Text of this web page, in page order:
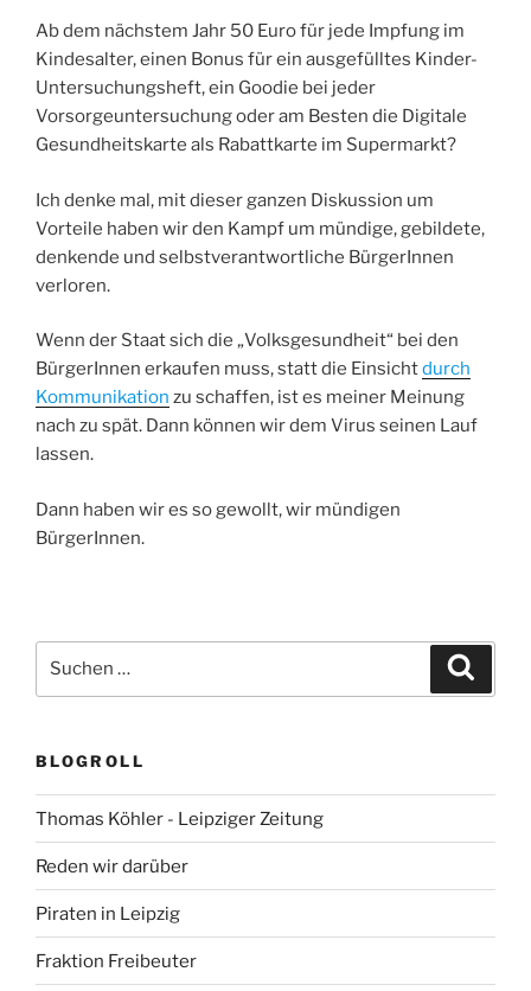
Ab dem nächstem Jahr 50 Euro für jede Impfung im
Kindesalter, einen Bonus für ein ausgefülltes Kinder-
Untersuchungsheft, ein Goodie bei jeder
Vorsorgeuntersuchung oder am Besten die Digitale
Gesundheitskarte als Rabattkarte im Supermarkt?
Ich denke mal, mit dieser ganzen Diskussion um
Vorteile haben wir den Kampf um mündige, gebildete,
denkende und selbstverantwortliche BürgerInnen
verloren.
Wenn der Staat sich die „Volksgesundheit“ bei den
BürgerInnen erkaufen muss, statt die Einsichtdurch
Kommunikation zu schaffen, ist es meiner Meinung
nach zu spät. Dann können wir dem Virus seinen Lauf
lassen.
Dann haben wir es so gewollt, wir mündigen
BürgerInnen.
nach:
BLOGROLL
Thomas Köhler - Leipziger Zeitung
Reden wir darüber
Piraten in Leipzig
Fraktion Freibeuter